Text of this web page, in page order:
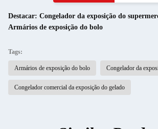
Destacar: Congelador da exposição do
Armários de exposição do bolo
Tags:
Armários de exposição do bolo Congelador da
Congelador comercial da exposição do gelado